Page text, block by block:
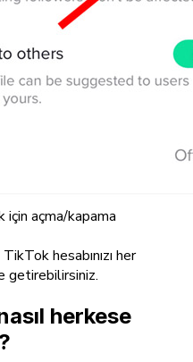
için açma/kapama
hesabınızı her
getirebilirsiniz.
herkese